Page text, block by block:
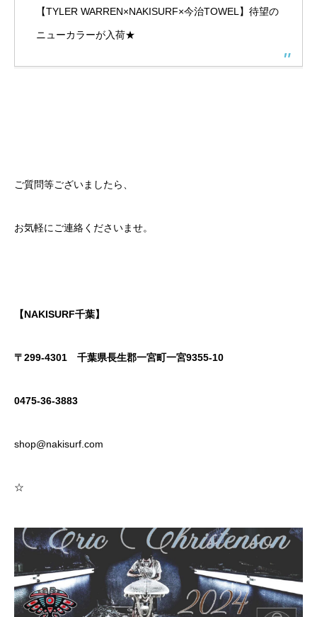
【TYLER WARREN×NAKISURF×今治TOWEL】待望の
ニューカラーが入荷★
ご質問等ございましたら、
お気軽にご連絡くださいませ。
【NAKISURF千葉】
〒299-4301 千葉県長生郡一宮町一宮9355-10
0475-36-3883
shop@nakisurf.com
☆